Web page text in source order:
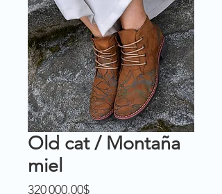
Old cat / Montaña
miel
320 000,00$Price